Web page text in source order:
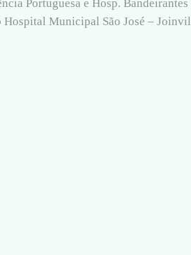
Portuguesa e Hosp.
Municipal São José –